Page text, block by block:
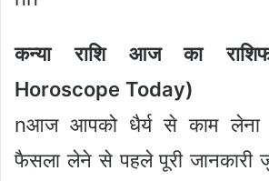
कन्या राशि आज का
Horoscope Today)
nआज आपको धैर्य से काम लेना
फैसला लेने से पहले पूरी जानकारी